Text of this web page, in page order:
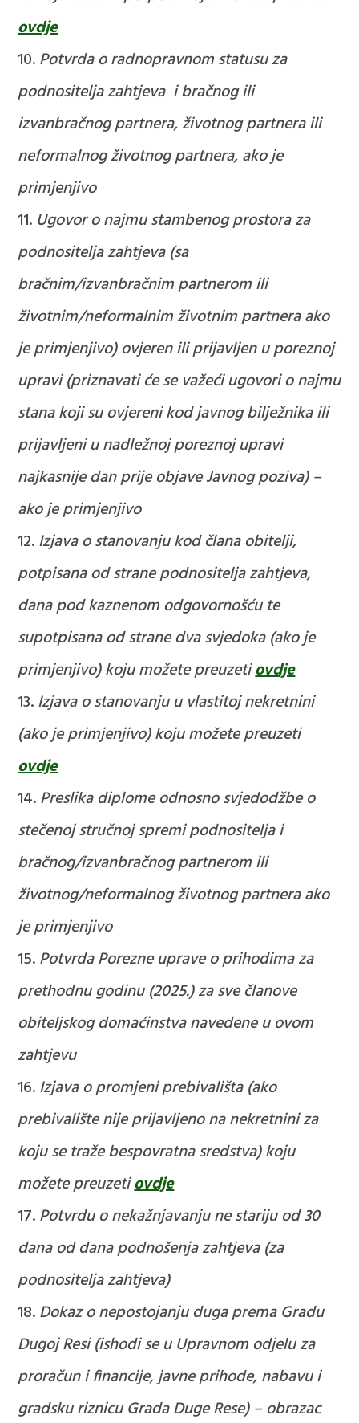
ovdje
Potvrda o radnopravnom statusu za
podnositelja zahtjeva i bračnog ili
izvanbračnog partnera, životnog partnera ili
neformalnog životnog partnera, ako je
primjenjivo
Ugovor o najmu stambenog prostora za
podnositelja zahtjeva (sa
bračnim/izvanbračnim partnerom ili
životnim/neformalnim životnim partnera ako
je primjenjivo) ovjeren ili prijavljen u poreznoj
upravi (priznavati će se važeći ugovori o najmu
stana koji su ovjereni kod javnog bilježnika ili
prijavljeni u nadležnoj poreznoj upravi
najkasnije dan prije objave Javnog poziva) –
ako je primjenjivo
Izjava o stanovanju kod člana obitelji,
potpisana od strane podnositelja zahtjeva,
dana pod kaznenom odgovornošću te
supotpisana od strane dva svjedoka (ako je
primjenjivo) koju možete preuzetiovdje
Izjava o stanovanju u vlastitoj nekretnini
(ako je primjenjivo) koju možete preuzeti
ovdje
Preslika diplome odnosno svjedodžbe o
stečenoj stručnoj spremi podnositelja i
bračnog/izvanbračnog partnerom ili
životnog/neformalnog životnog partnera ako
je primjenjivo
Potvrda Porezne uprave o prihodima za
prethodnu godinu (2025.) za sve članove
obiteljskog domaćinstva navedene u ovom
zahtjevu
Izjava o promjeni prebivališta (ako
prebivalište nije prijavljeno na nekretnini za
koju se traže bespovratna sredstva) koju
možete preuzetiovdje
Potvrdu o nekažnjavanju ne stariju od 30
dana od dana podnošenja zahtjeva (za
podnositelja zahtjeva)
Dokaz o nepostojanju duga prema Gradu
Dugoj Resi (ishodi se u Upravnom odjelu za
proračun i financije, javne prihode, nabavu i
gradsku riznicu Grada Duge Rese) – obrazac